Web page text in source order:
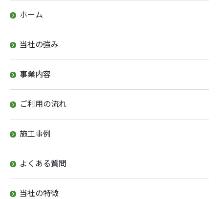
ホーム
当社の強み
事業内容
ご利用の流れ
施工事例
よくある質問
当社の特徴